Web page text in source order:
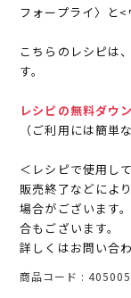
フォープライ〉と<
こちらのレシピは
す。
レシピの無料ダウ
（ご利用には簡単
＜レシピで使用し
販売終了などによ
場合がございます
合もございます。
詳しくはお問い合
商品コード 405005